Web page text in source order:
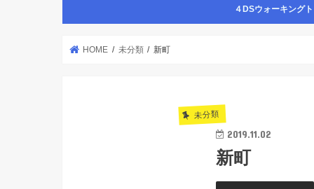
医療従事者,学生のための語呂合わせ
４DSの公認ク
4DS腸腹ペタベ
４DS螺旋ソック
４DSウォーキン
HOME 未分類 新町
未分類
2019.11.02
新町